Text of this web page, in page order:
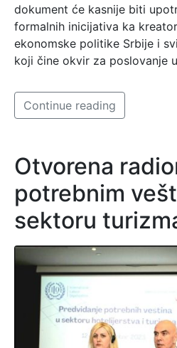
dokument će kasnije biti
formalnih inicijativa ka
ekonomske politike Srbije i
koji čine okvir za poslovanje
Continue reading
Otvorena
potrebnim
sektoru